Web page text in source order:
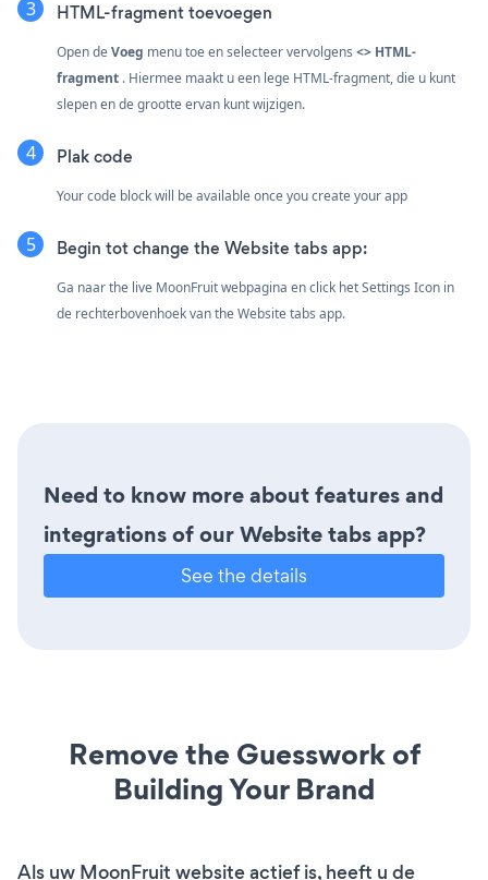
HTML-fragment toevoegen
Open deVoeg menu toe en selecteer vervolgens <> HTML-
fragment . Hiermee maakt u een lege HTML-fragment, die u kunt
slepen en de grootte ervan kunt wijzigen.
Plak code
Your code block will be available once you create your app
Begin tot change the Website tabs app:
Ga naar the live MoonFruit webpagina en click het Settings Icon in
de rechterbovenhoek van the Website tabs app.
Need to know more about features and
integrations of our Website tabs app?
See the details
Remove the Guesswork of
Building Your Brand
Als uw MoonFruit website actief is, heeft u de